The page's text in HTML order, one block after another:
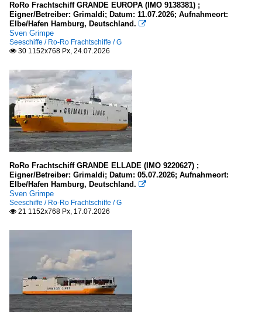
Inselgruppen, Inseln
Italien
Liparische Inseln
Meere, Seegebiete
Deutschland
Nordsee
Ostsee
Seehäfen
Deutschland
Lübeck und Travemünde
Schweden
Trelleborg
2010
2011
2012
2014
2015
2016
2017
2018
2019
2020
2020
2021
2024
2025
2026
RoRo Frachtschiff GRANDE EUROPA (IMO 9138381) ;
Eigner/Betreiber: Grimaldi; Datum: 11.07.2026; Aufnahmeort:
Elbe/Hafen Hamburg, Deutschland. 
Sven Grimpe
Seeschiffe / Ro-Ro Frachtschiffe / G
 30 1152x768 Px, 24.07.2026
RoRo Frachtschiff GRANDE ELLADE (IMO 9220627) ;
Eigner/Betreiber: Grimaldi; Datum: 05.07.2026; Aufnahmeort:
Elbe/Hafen Hamburg, Deutschland. 
Sven Grimpe
Seeschiffe / Ro-Ro Frachtschiffe / G
 21 1152x768 Px, 17.07.2026